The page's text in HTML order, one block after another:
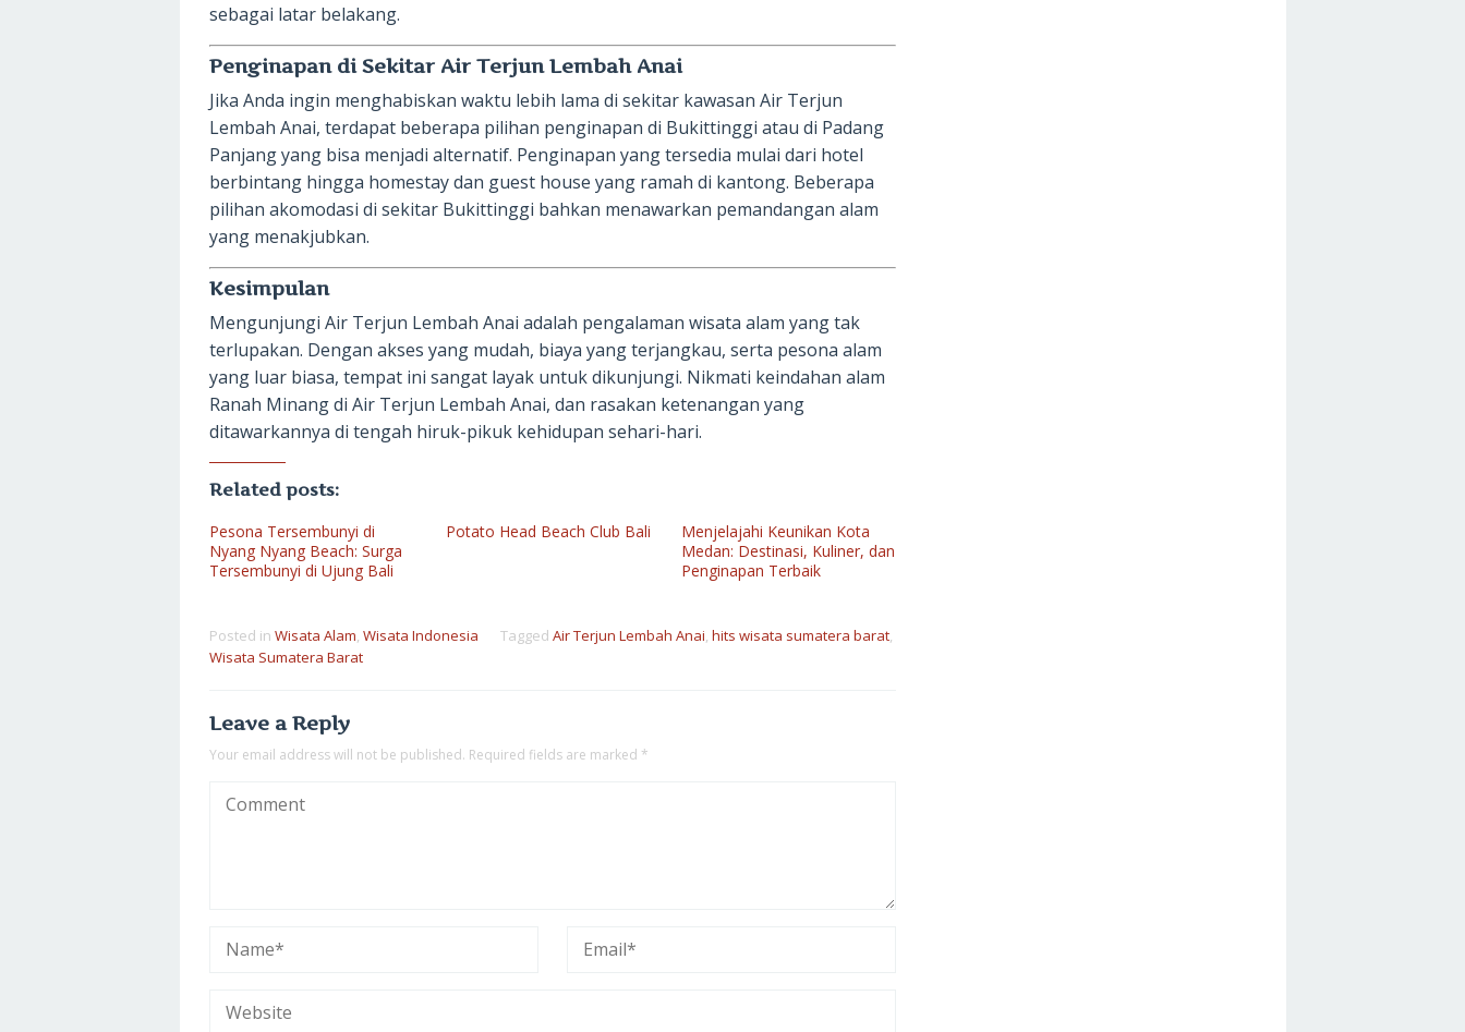
sebagai latar belakang.
Penginapan di Sekitar Air Terjun Lembah Anai
Jika Anda ingin menghabiskan waktu lebih lama di sekitar kawasan Air Terjun
Lembah Anai, terdapat beberapa pilihan penginapan di Bukittinggi atau di Padang
Panjang yang bisa menjadi alternatif. Penginapan yang tersedia mulai dari hotel
berbintang hingga homestay dan guest house yang ramah di kantong. Beberapa
pilihan akomodasi di sekitar Bukittinggi bahkan menawarkan pemandangan alam
yang menakjubkan.
Kesimpulan
Mengunjungi Air Terjun Lembah Anai adalah pengalaman wisata alam yang tak
terlupakan. Dengan akses yang mudah, biaya yang terjangkau, serta pesona alam
yang luar biasa, tempat ini sangat layak untuk dikunjungi. Nikmati keindahan alam
Ranah Minang di Air Terjun Lembah Anai, dan rasakan ketenangan yang
ditawarkannya di tengah hiruk-pikuk kehidupan sehari-hari.
Related posts:
Pesona Tersembunyi di
Nyang Nyang Beach: Surga
Tersembunyi di Ujung Bali
Potato Head Beach Club Bali
Menjelajahi Keunikan Kota
Medan: Destinasi, Kuliner, dan
Penginapan Terbaik
Posted in Wisata Alam, Wisata Indonesia Tagged Air Terjun Lembah Anai, hits wisata sumatera barat,
Wisata Sumatera Barat
Leave a Reply
Your email address will not be published. Required fields are marked *